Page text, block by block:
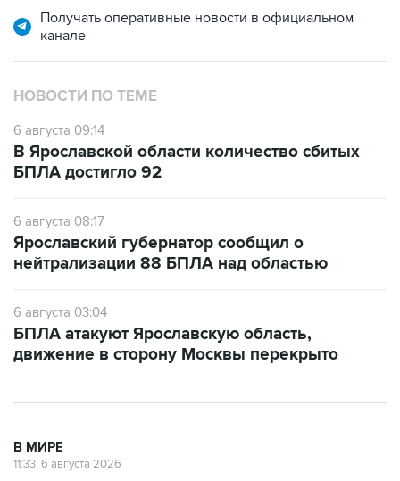
Получать оперативные новости в официальном
канале
НОВОСТИ ПО ТЕМЕ
6 августа 09:14
В Ярославской области количество сбитых
БПЛА достигло 92
6 августа 08:17
Ярославский губернатор сообщил о
нейтрализации 88 БПЛА над областью
6 августа 03:04
БПЛА атакуют Ярославскую область,
движение в сторону Москвы перекрыто
В МИРЕ
11:33, 6 августа 2026